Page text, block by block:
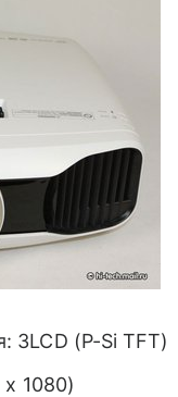
3LCD (P-Si TFT)
x 1080)